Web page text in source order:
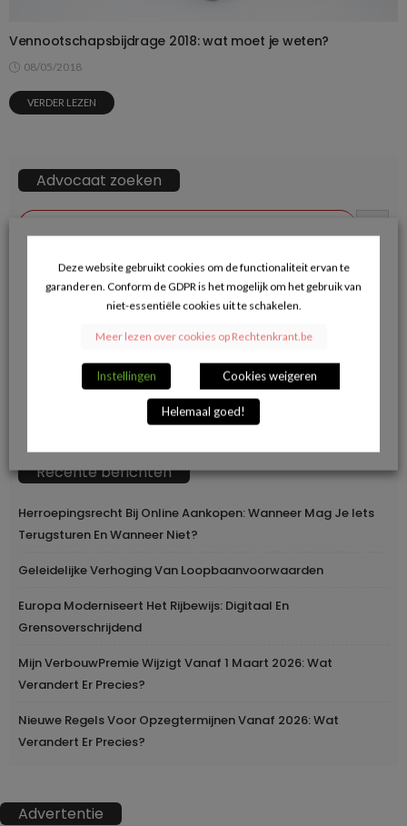
Vennootschapsbijdrage 2018: wat moet je weten?
08/05/2018
VERDER LEZEN
Advocaat zoeken
Zoek
→ Klik hier voor opname in de advocatendatabase.
Volg ons op Facebook en blijf op de hoogte
van de juridische actualiteit.
Recente berichten
Herroepingsrecht Bij Online Aankopen: Wanneer Mag Je Iets
Terugsturen En Wanneer Niet?
Geleidelijke Verhoging Van Loopbaanvoorwaarden
Europa Moderniseert Het Rijbewijs: Digitaal En
Grensoverschrijdend
Mijn VerbouwPremie Wijzigt Vanaf 1 Maart 2026: Wat
Verandert Er Precies?
Nieuwe Regels Voor Opzegtermijnen Vanaf 2026: Wat
Verandert Er Precies?
Advertentie
Deze website gebruikt cookies om de functionaliteit ervan te
garanderen. Conform de GDPR is het mogelijk om het gebruik van
niet-essentiële cookies uit te schakelen.
Meer lezen over cookies op Rechtenkrant.be
Instellingen Cookies weigeren
Helemaal goed!